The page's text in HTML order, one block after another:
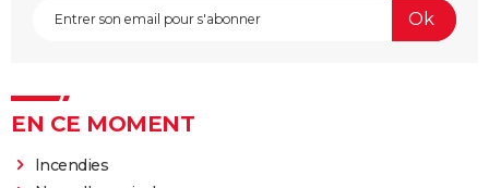
EN CE MOMENT
Incendies